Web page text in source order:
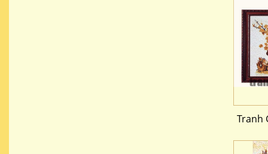
Tranh